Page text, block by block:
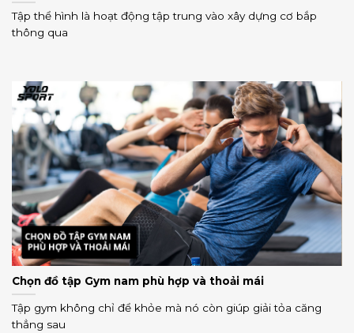
Tập thể hình là hoạt động tập trung vào xây dựng cơ bắp
thông qua
Chọn đồ tập Gym nam phù hợp và thoải mái
Tập gym không chỉ để khỏe mà nó còn giúp giải tỏa căng
thẳng sau